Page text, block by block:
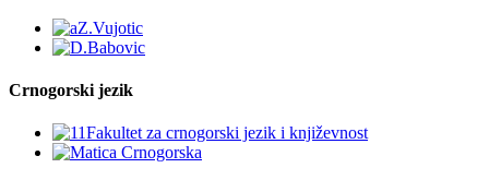
Crnogorski jezik